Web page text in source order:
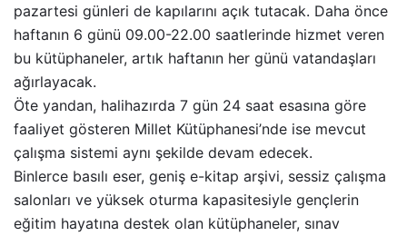
pazartesi günleri de kapılarını açık tutacak. Daha önce
haftanın 6 günü 09.00-22.00 saatlerinde hizmet veren
bu kütüphaneler, artık haftanın her günü vatandaşları
ağırlayacak.
Öte yandan, halihazırda 7 gün 24 saat esasına göre
faaliyet gösteren Millet Kütüphanesi’nde ise mevcut
çalışma sistemi aynı şekilde devam edecek.
Binlerce basılı eser, geniş e-kitap arşivi, sessiz çalışma
salonları ve yüksek oturma kapasitesiyle gençlerin
eğitim hayatına destek olan kütüphaneler, sınav